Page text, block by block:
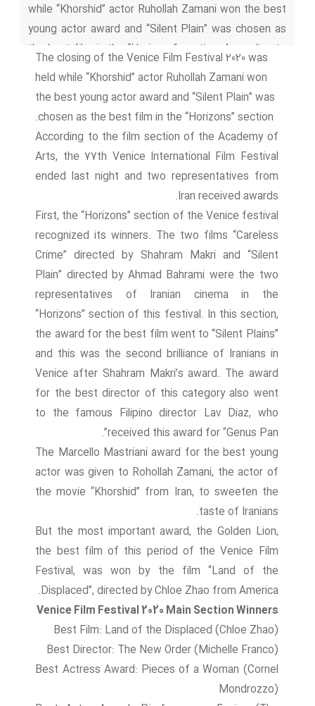
while “Khorshid” actor Ruhollah Zamani won the best
young actor award and “Silent Plain” was chosen as
the best film in the “Horizons” section. According to
the film section of the Academy of Arts, the 77th
Venice International Film Festival ended last night
and two
The closing of the Venice Film Festival 2020 was
held while “Khorshid” actor Ruhollah Zamani won
the best young actor award and “Silent Plain” was
chosen as the best film in the “Horizons” section.
According to the film section of the Academy of
Arts, the 77th Venice International Film Festival
ended last night and two representatives from
Iran received awards.
First, the “Horizons” section of the Venice festival
recognized its winners. The two films “Careless
Crime” directed by Shahram Makri and “Silent
Plain” directed by Ahmad Bahrami were the two
representatives of Iranian cinema in the
“Horizons” section of this festival. In this section,
the award for the best film went to “Silent Plains”
and this was the second brilliance of Iranians in
Venice after Shahram Makri’s award. The award
for the best director of this category also went
to the famous Filipino director Lav Diaz, who
received this award for “Genus Pan”.
The Marcello Mastriani award for the best young
actor was given to Rohollah Zamani, the actor of
the movie “Khorshid” from Iran, to sweeten the
taste of Iranians.
But the most important award, the Golden Lion,
the best film of this period of the Venice Film
Festival, was won by the film “Land of the
Displaced”, directed by Chloe Zhao from America.
Venice Film Festival 2020 Main Section Winners
Best Film: Land of the Displaced (Chloe Zhao)
Best Director: The New Order (Michelle Franco)
Best Actress Award: Pieces of a Woman (Cornel
Mondrozzo)